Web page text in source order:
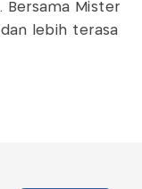
Bersama Mister
lebih terasa